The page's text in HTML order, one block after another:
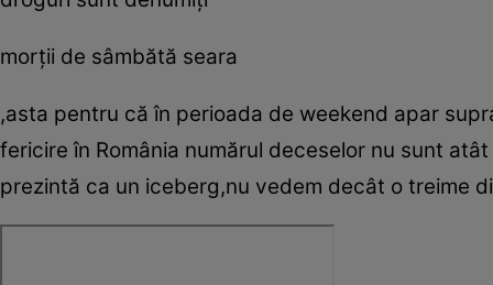
morţii de sâmbătă seara
,asta pentru că în perioada de weekend apar
fericire în România numărul deceselor nu sunt
prezintă ca un iceberg,nu vedem decât o treime